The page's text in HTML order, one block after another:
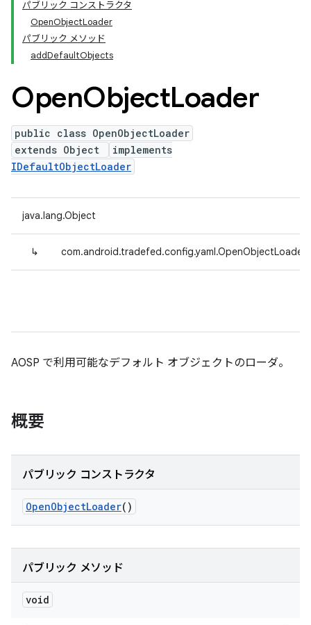
パブリック コンストラクタ
OpenObjectLoader
パブリック メソッド
addDefaultObjects
OpenObjectLoader
public class OpenObjectLoader
extends Object
implements
IDefaultObjectLoader
java.lang.Object
↳ com.android.tradefed.config.yaml.OpenObjectLoader
AOSP で利用可能なデフォルト オブジェクトのローダ。
概要
パブリック コンストラクタ
OpenObjectLoader()
パブリック メソッド
void